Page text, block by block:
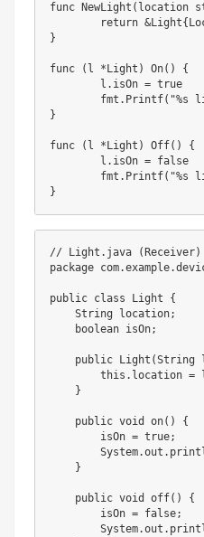
func NewLight ( location
return &Light{
}
func ( l * Light ) On( )
{
	l
. isOn = true
	fmt
. Printf( "%s
}
func ( l * Light ) Off( )
{
	l
. isOn = false
	fmt
. Printf( "%s
}
// Light.java (Receiver)
package com.example.
public class Light
{
String location;
boolean isOn;
public Light (String
this . location =
}
public void on( )
{
        isOn
= true;
System.out .
}
public void off( )
{
        isOn
= false;
System.out .